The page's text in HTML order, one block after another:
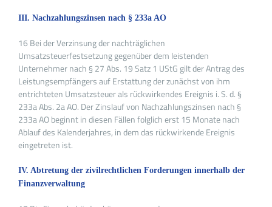
III. Nachzahlungszinsen nach § 233a AO
16 Bei der Verzinsung der nachträglichen
Umsatzsteuerfestsetzung gegenüber dem leistenden
Unternehmer nach § 27 Abs. 19 Satz 1 UStG gilt der Antrag des
Leistungsempfängers auf Erstattung der zunächst von ihm
entrichteten Umsatzsteuer als rückwirkendes Ereignis i. S. d. §
233a Abs. 2a AO. Der Zinslauf von Nachzahlungszinsen nach §
233a AO beginnt in diesen Fällen folglich erst 15 Monate nach
Ablauf des Kalenderjahres, in dem das rückwirkende Ereignis
eingetreten ist.
IV. Abtretung der zivilrechtlichen Forderungen innerhalb der
Finanzverwaltung